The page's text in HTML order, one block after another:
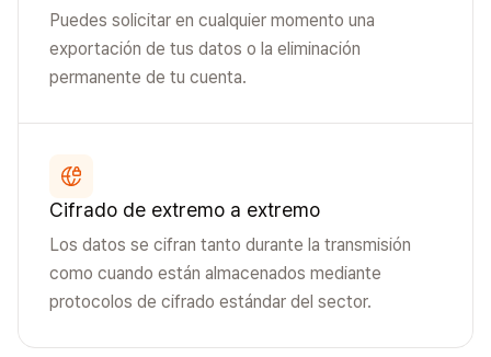
Puedes solicitar en cualquier momento una
exportación de tus datos o la eliminación
permanente de tu cuenta.
Cifrado de extremo a extremo
Los datos se cifran tanto durante la transmisión
como cuando están almacenados mediante
protocolos de cifrado estándar del sector.